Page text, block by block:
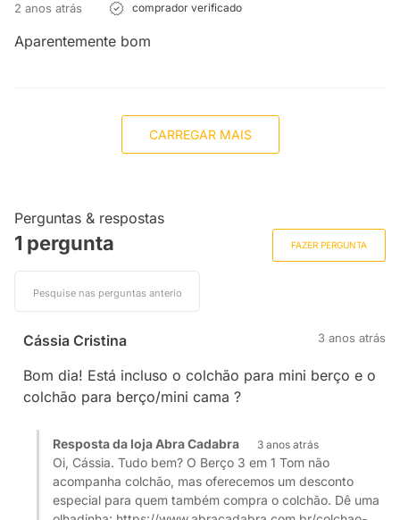
2 anos atrás comprador verificado
Aparentemente bom
CARREGAR MAIS
Perguntas & respostas
1 pergunta FAZER PERGUNTA
Cássia Cristina 3 anos atrás
Bom dia! Está incluso o colchão para mini berço e o
colchão para berço/mini cama ?
Resposta da loja Abra Cadabra 3 anos atrás
Oi, Cássia. Tudo bem? O Berço 3 em 1 Tom não
acompanha colchão, mas oferecemos um desconto
especial para quem também compra o colchão. Dê uma